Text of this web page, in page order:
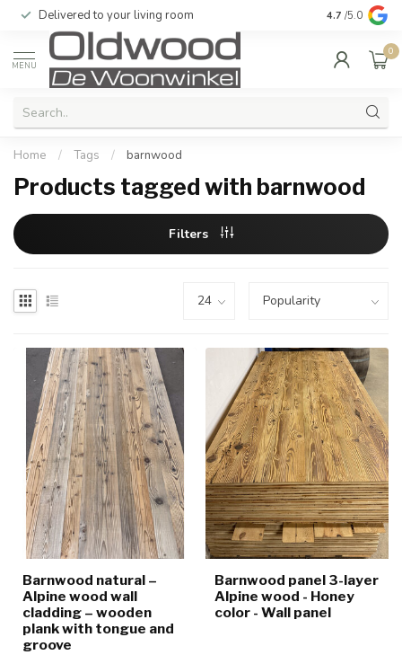
Delivered to your living room Quality &
4.7 /5.0
MENU
0
Home / Tags / barnwood
Products tagged with barnwood
Filters
Barnwood natural –
Alpine wood wall
cladding – wooden
plank with tongue and
groove
Barnwood panel 3-layer
Alpine wood - Honey
color - Wall panel